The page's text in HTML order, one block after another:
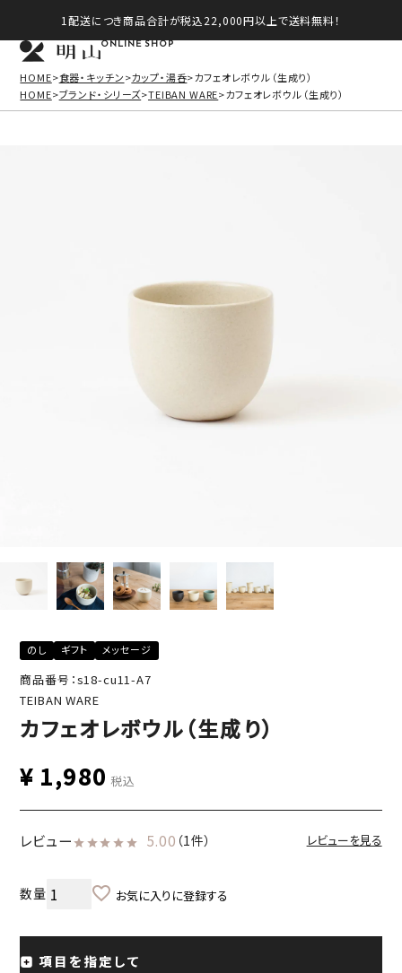
1配送につき商品合計が税込22,000円以上で送料無料！
ONLINE SHOP
HOME 食器・キッチン カップ・湯呑 カフェオレボウル（生成り）
HOME ブランド・シリーズ TEIBAN WARE カフェオレボウル（生成り）
のし ギフト メッセージ
商品番号：s18-cu11-A7
TEIBAN WARE
カフェオレボウル（生成り）
¥ 1,980 税込
レビュー 5.00 （1件） レビューを見る
お気に入りに登録する
項目を指定して